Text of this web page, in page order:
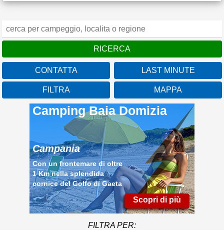
CONTATTA LAST MINUTE
FILTRA MAPPA
Camping Baia Domizia
Campania
Con un frontemare di oltre
1 Km nella splendida
cornice del Golfo di Gaeta
Scopri di più
FILTRA PER: